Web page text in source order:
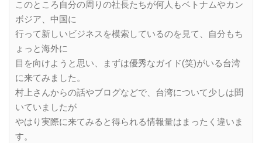
このところ自分の周りの社長たちが何人もベトナムやカン
ボジア、中国に
行って新しいビジネスを模索しているのを見て、自分もち
ょっと海外に
目を向けようと思い、まずは優秀なガイド(笑)がいる台湾
に来てみました。
村上さんからの話やブログなどで、台湾について少しは聞
いていましたが
やはり実際に来てみると得られる情報量はまったく違いま
す。